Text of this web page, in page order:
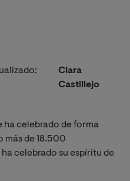
Clara
Castillejo
ha celebrado de forma
más de 18.500
celebrado su espíritu de